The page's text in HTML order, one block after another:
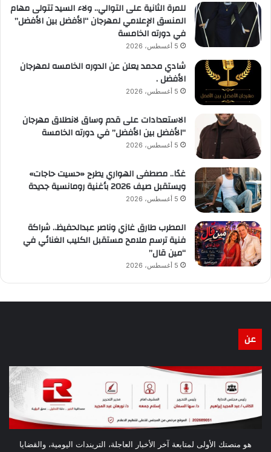
للمرة الثانية على التوالي.. ولاء السيد تتولى مهام
المنسق الإعلامي لمهرجان “الأفضل بين الأفضل”
في دورته الخامسة
5 أغسطس، 2026
شادي محمد يعلن عن الدوره الخامسه لمهرجان
الأفضل .
5 أغسطس، 2026
الاستعدادات على قدم وساق لانطلاق مهرجان
“الأفضل بين الأفضل” في دورته الخامسة
5 أغسطس، 2026
غدًا.. مصطفى الهواري يطرح «حسيت حاجات»
ويستقبل صيف 2026 بأغنية رومانسية جديدة
5 أغسطس، 2026
المطرب طارق غازي وناصر عبدالحفيظ.. شراكة
فنية ترسم ملامح مستقبل الكليب الغنائي في
“مين قال”
5 أغسطس، 2026
عن
هو منصتك الأولى لمتابعة آخر الأخبار العاجلة، التريندات اليومية، والقضايا